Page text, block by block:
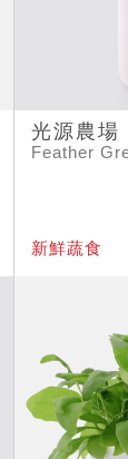
光源農場
Feather
新鮮蔬食